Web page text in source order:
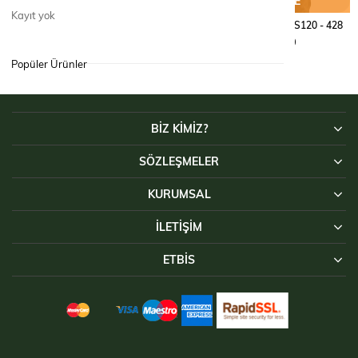
GÖMLEK TACTICAL RİPS120 - 428 GÖMLEK TACTICAL RİPS120 - 428
₺3.490,00
BİZ KİMİZ?
SÖZLEŞMELER
KURUMSAL
İLETIŞIM
ETBİS
Kayıt yok
Popüler Ürünler